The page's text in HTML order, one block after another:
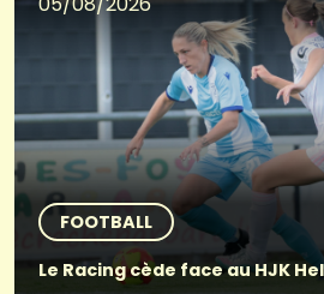
FOOTBALL
Le Racing cède face au HJK